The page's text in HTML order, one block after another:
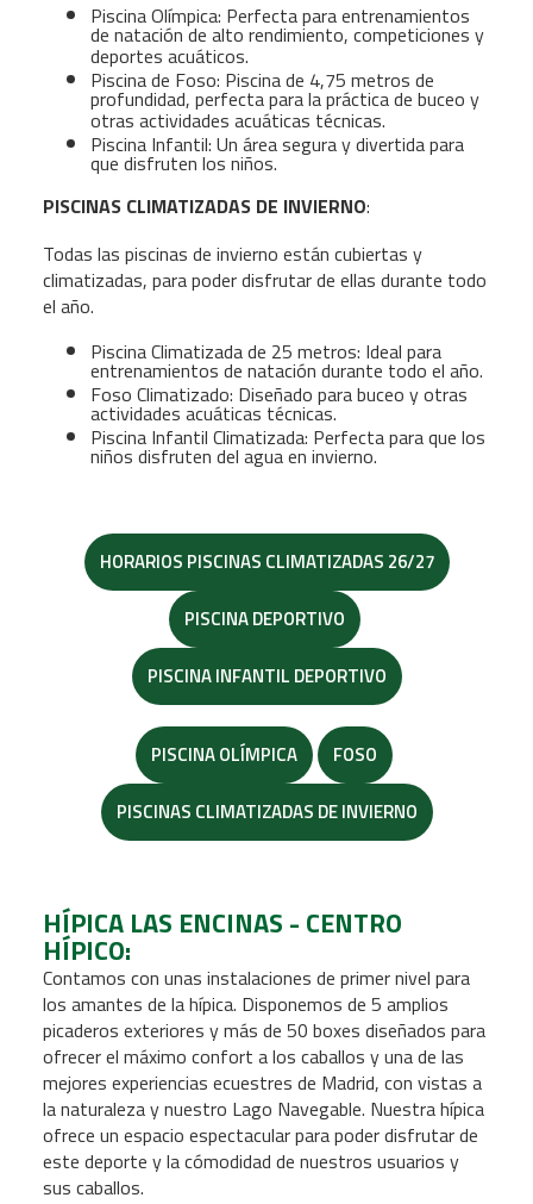
Piscina Olímpica: Perfecta para entrenamientos
de natación de alto rendimiento, competiciones y
deportes acuáticos.
Piscina de Foso: Piscina de 4,75 metros de
profundidad, perfecta para la práctica de buceoy
otras actividades acuáticas técnicas.
Piscina Infantil: Un área segura y divertida para
que disfruten los niños.
PISCINAS CLIMATIZADAS DE INVIERNO:
Todas las piscinas de invierno están cubiertas y
climatizadas, para poder disfrutar de ellas durante todo
el año.
Piscina Climatizada de 25 metros: Ideal para
entrenamientos de natación durante todo el año.
Foso Climatizado: Diseñado para buceo y otras
actividades acuáticas técnicas.
Piscina Infantil Climatizada: Perfecta para que los
niños disfruten del agua en invierno.
HORARIOS PISCINAS CLIMATIZADAS 26/27
PISCINA DEPORTIVO
PISCINA INFANTIL DEPORTIVO
PISCINA OLÍMPICA FOSO
PISCINAS CLIMATIZADAS DE INVIERNO
HÍPICA LAS ENCINAS - CENTRO
HÍPICO:
Contamos con unas instalaciones de primer nivel para
los amantes de la hípica. Disponemos de 5 amplios
picaderos exteriores y más de 50 boxes diseñados para
ofrecer el máximo confort a los caballos y una de las
mejores experiencias ecuestres de Madrid, con vistas a
la naturaleza y nuestro Lago Navegable. Nuestra hípica
ofrece un espacio espectacular para poder disfrutar de
este deporte y la cómodidad de nuestros usuarios y
sus caballos.